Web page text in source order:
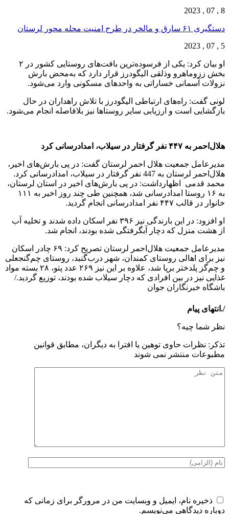
8 , 07 , 2023
دستگیری ۶۱ سارق و مالخر در طرح امنیت محله محور لرستان
5 , 07 , 2023
او بیان کرد: یکی از فرسوده‌ترین بافت‌های روستایی کشور در ۲
بخش ززوماهرو وذلقی الیگودرز قرار دارد که به‌محض بارش
نزولات آسمانی خساراتی به واحد‌های مسکونی وارد می‌شود.
لونی گفت: راه‌های ارتباطی الیگودرز با تلاش راهداران در حال
بازگشایی است و ارزیابی سایر روستا‌ها نیز بلافاصله انجام می‌شود.
هلال‌احمر به ۴۴۷ نفر گرفتار در سیلاب، امدادرسانی کرد
مدیرعامل جمعیت هلال احمر لرستان گفت: در پی بارش‌های اخیر،
هلال‌احمر لرستان به 447 نفر گرفتار در سیلاب، امدادرسانی کرد.
محمد قدمی اظهارداشت: در پی بارش‌های اخیر در استان لرستان،
به ۱۶ روستا امدادرسانی شد، همچنین طی چند روز اخیر به ۱۱۱
خانوار در قالب ۴۴۷ نفر امدادرسانی انجام گردید.
او افزود: در این بارندگی نیز ۳۹۶ نفر اسکان داده شدند و تخلیه آب
از هشت منزل که دچار آبگرفتگی شده بودند، انجام شد.
مدیرعامل جمعیت هلال‌احمر لرستان تصریح کرد: ۶۹ چادر اسکان
نیز برای اهالی روستای کمندان، شهر درب‌گنبد، روستای چم‌گنجعلی
و چم‌گز پلدختر برپا شد، علاوه بر این نیز ۲۶۹ عدد پتو، ۲۸ بسته مواد
غذایی نیز در بین افرادی که دچار سیلاب شده بودند، توزیع گردید./
باشگاه خبرنگاران جوان
/.انتهای پیام
نظر شما چیه؟
تذكر: نظرات حاوی توهين يا افترا به ديگران، مطابق قوانين
مطبوعات منتشر نمی شوند
ذخیره نام، ایمیل و وبسایت من در مرورگر برای زمانی که
دوباره دیدگاهی می‌نویسم.